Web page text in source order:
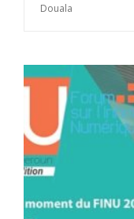
Douala